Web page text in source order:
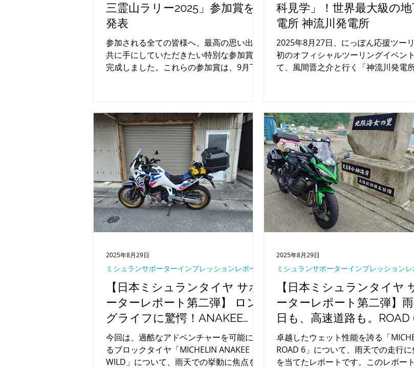
三霊山ラリー2025」参加賞を
発表
参加される全ての皆様へ、最高の思い出と
共に手にしていただきたい特別な参加賞が
完成しました。これらの参加賞は、9月下
ます。到着まで、楽しみにお待ちくださ
い！
科見学」！世界最大級の地
電所 神流川発電所
2025年8月27日、にっぽん応援ツーリ
初のオフィシャルツーリングイベント
て、風間晋之介と行く「神流川発電所
援ツーリング参加者9名と合わせて総
名で、学びと感動に満ちた一日を楽し
した。
【日本ミシュランタイヤ サポ
ーターレポート第二弾】 ロン
グライフに驚愕！ANAKEE
WILDで拓くアドベンチャーツ
ーリング
今回は、過酷なアドベンチャーを可能にす
るブロックタイヤ「MICHELIN ANAKEE
WILD」について、雨天での挙動に焦点を当
ミシュランサポーターインプレッションレポート
2025年8月29日
【日本ミシュランタイヤ
ーターレポート第二弾】
日も、高速道路も。ROAD
もたらす圧倒的な安心感
卓越したウェット性能を誇る「
ROAD 6」について、雨天での走行に
を当てたレポートです。このレポート
ミシュランサポーターインプレッションレ
2025年8月29日